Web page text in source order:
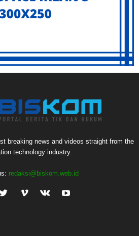
breaking news and videos straight from the
technology industry.
redaksi@biskom.web.id